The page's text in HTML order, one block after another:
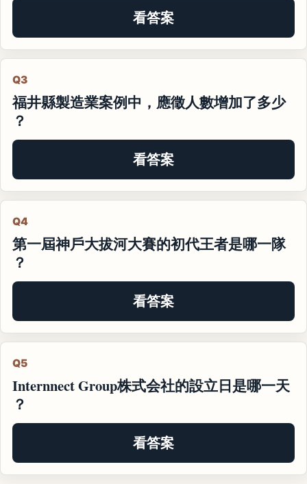
看答案
Q3
福井縣製造業案例中，應徵人數增加了多少
？
看答案
Q4
第一屆神戶大拔河大賽的初代王者是哪一隊
？
看答案
Q5
Internnect Group株式会社的設立日是哪一天
？
看答案